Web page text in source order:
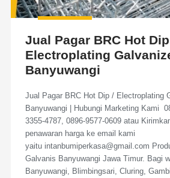
Jual Pagar BRC Hot
Electroplating
Banyuwangi
Jual Pagar BRC Hot Dip / Electroplating
Banyuwangi | Hubungi Marketing Kami
3355-4787, 0896-9577-0609 atau
penawaran harga ke email kami
yaitu intanbumiperkasa@gmail.com
Galvanis Banyuwangi Jawa Timur. Bagi
Banyuwangi, Blimbingsari, Cluring,